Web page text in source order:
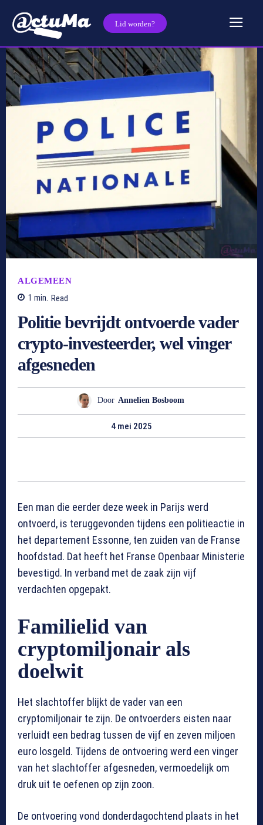
Lid worden?
ALGEMEEN
1 min. Read
Politie bevrijdt ontvoerde vader
crypto-investeerder, wel vinger
afgesneden
Door Annelien Bosboom
4 mei 2025
Een man die eerder deze week in Parijs werd
ontvoerd, is teruggevonden tijdens een politieactie in
het departement Essonne, ten zuiden van de Franse
hoofdstad. Dat heeft het Franse Openbaar Ministerie
bevestigd. In verband met de zaak zijn vijf
verdachten opgepakt.
Familielid van
cryptomiljonair als
doelwit
Het slachtoffer blijkt de vader van een
cryptomiljonair te zijn. De ontvoerders eisten naar
verluidt een bedrag tussen de vijf en zeven miljoen
euro losgeld. Tijdens de ontvoering werd een vinger
van het slachtoffer afgesneden, vermoedelijk om
druk uit te oefenen op zijn zoon.
De ontvoering vond donderdagochtend plaats in het